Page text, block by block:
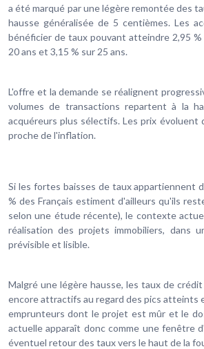
a été marqué par une légère remontée des
hausse généralisée de 5 centièmes. Les
bénéficier de taux pouvant atteindre 2,95 %
20 ans et 3,15 % sur 25 ans.
L'offre et la demande se réalignent
volumes de transactions repartent à la
acquéreurs plus sélectifs. Les prix évoluent
proche de l'inflation.
Si les fortes baisses de taux appartiennent
% des Français estiment d'ailleurs qu'ils
selon une étude récente), le contexte
réalisation des projets immobiliers, dans
prévisible et lisible.
Malgré une légère hausse, les taux de
encore attractifs au regard des pics atteints
emprunteurs dont le projet est mûr et le
actuelle apparaît donc comme une fenêtre
éventuel retour des taux vers le haut de la